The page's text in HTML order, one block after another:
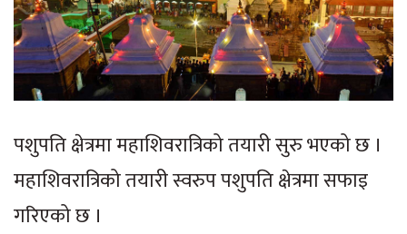
पशुपति क्षेत्रमा महाशिवरात्रिको तयारी सुरु भएको छ ।
महाशिवरात्रिको तयारी स्वरुप पशुपति क्षेत्रमा सफाइ
गरिएको छ ।